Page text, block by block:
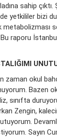
sahip
yetkililer bizi
Bu raporu
okul
Bazen
sınıfta
Zengin,
Sayın